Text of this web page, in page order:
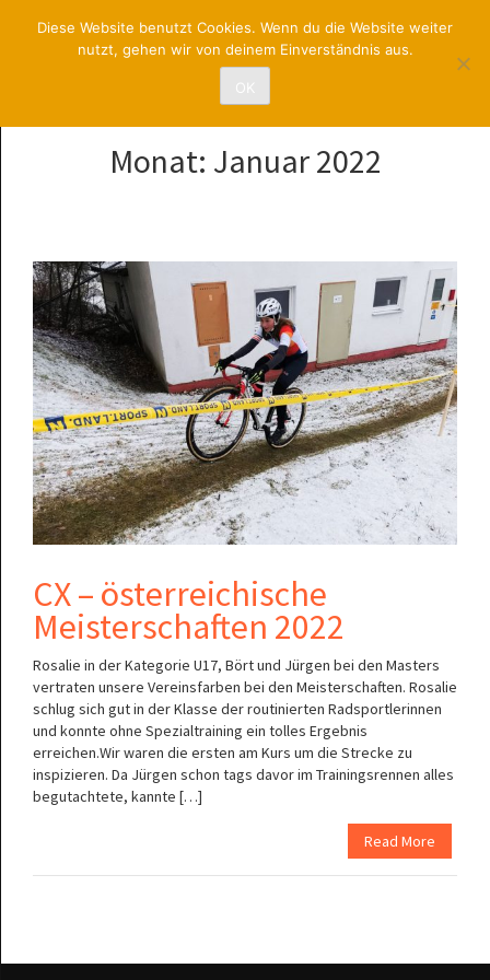
RadsportUNION
St. Pölten
Monat: Januar 2022
CX – österreichische
Meisterschaften 2022
Rosalie in der Kategorie U17, Bört und Jürgen bei den Masters
vertraten unsere Vereinsfarben bei den Meisterschaften. Rosalie
schlug sich gut in der Klasse der routinierten Radsportlerinnen
und konnte ohne Spezialtraining ein tolles Ergebnis
erreichen.Wir waren die ersten am Kurs um die Strecke zu
inspizieren. Da Jürgen schon tags davor im Trainingsrennen alles
begutachtete, kannte […]
Read More
Diese Website benutzt Cookies. Wenn du die Website weiter
nutzt, gehen wir von deinem Einverständnis aus.
OK